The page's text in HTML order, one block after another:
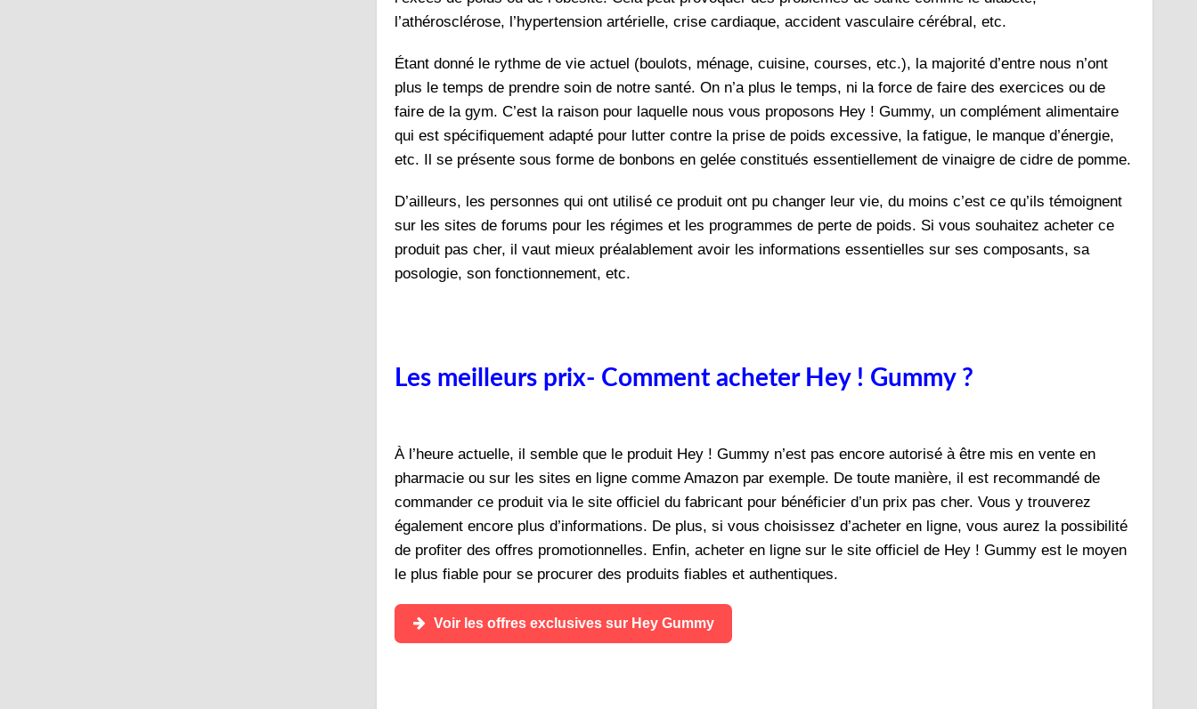
l’athérosclérose, l’hypertension artérielle, crise cardiaque, accident vasculaire cérébral, etc.
Étant donné le rythme de vie actuel (boulots, ménage, cuisine, courses, etc.), la majorité d’entre nous n’ont
plus le temps de prendre soin de notre santé. On n’a plus le temps, ni la force de faire des exercices ou de
faire de la gym. C’est la raison pour laquelle nous vous proposons Hey ! Gummy, un complément alimentaire
qui est spécifiquement adapté pour lutter contre la prise de poids excessive, la fatigue, le manque d’énergie,
etc. Il se présente sous forme de bonbons en gelée constitués essentiellement de vinaigre de cidre de pomme.
D’ailleurs, les personnes qui ont utilisé ce produit ont pu changer leur vie, du moins c’est ce qu’ils témoignent
sur les sites de forums pour les régimes et les programmes de perte de poids. Si vous souhaitez acheter ce
produit pas cher, il vaut mieux préalablement avoir les informations essentielles sur ses composants, sa
posologie, son fonctionnement, etc.
Les meilleurs prix- Comment acheter Hey ! Gummy ?
Àl’heure actuelle, il semble que le produit Hey ! Gummy n’est pas encore autorisé à être mis en vente en
pharmacie ou sur les sites en ligne comme Amazon par exemple. De toute manière, il est recommandé de
commander ce produit via le site officiel du fabricant pour bénéficier d’un prix pas cher. Vous y trouverez
également encore plus d’informations. De plus, si vous choisissez d’acheter en ligne, vous aurez la possibilité
de profiter des offres promotionnelles. Enfin, acheter en ligne sur le site officiel de Hey ! Gummy est le moyen
le plus fiable pour se procurer des produits fiables et authentiques.
Voir les offres exclusives sur Hey Gummy